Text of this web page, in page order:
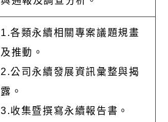
1.各類永續相關專案議題規畫
及推動。
2.公司永續發展資訊彙整與揭
露。
3.收集暨撰寫永續報告書。